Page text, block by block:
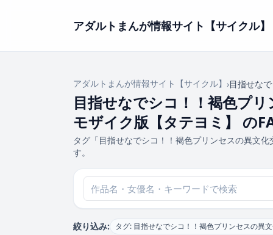
アダルトまんが情報サイト【サイクル】
アダルトまんが情報サイト【サイクル】 ›目指せな
目指せなでシコ！！褐色プ
モザイク版【タテヨミ】 の
タグ「目指せなでシコ！！褐色プリンセスの異文
す。
絞り込み:
タグ: 目指せなでシコ！！褐色プリンセスの異